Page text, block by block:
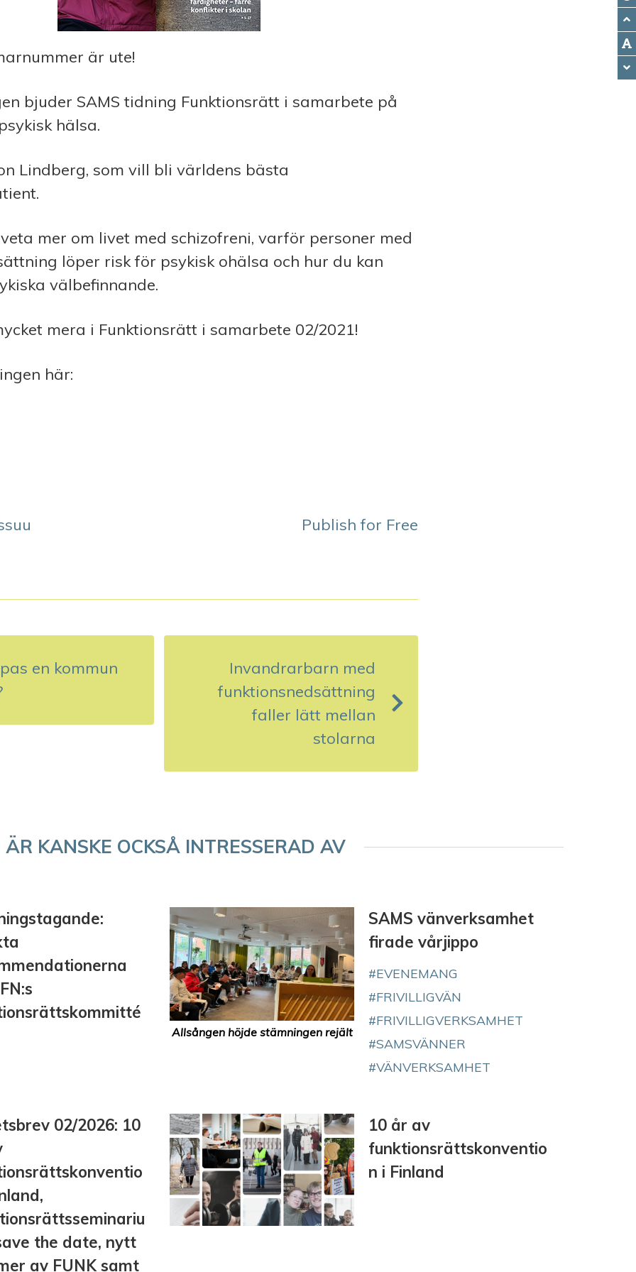
är ute!
bjuder SAMS tidning Funktionsrätt i samarbete på
hälsa.
Lindberg, som vill bli världens bästa
mer om livet med schizofreni, varför personer med
löper risk för psykisk ohälsa och hur du kan
välbefinnande.
mera i Funktionsrätt i samarbete 02/2021!
här:
Publish for Free
en kommun
Invandrarbarn med
funktionsnedsättning
faller lätt mellan
stolarna
ÄR KANSKE OCKSÅ INTRESSERAD AV
Allsången höjde stämningen rejält
SAMS vänverksamhet
firade vårjippo
EVENEMANG
FRIVILLIGVÄN
FRIVILLIGVERKSAMHET
SAMSVÄNNER
VÄNVERKSAMHET
02/2026: 10
the date, nytt
av FUNK samt
10 år av
funktionsrättskonventio
n i Finland